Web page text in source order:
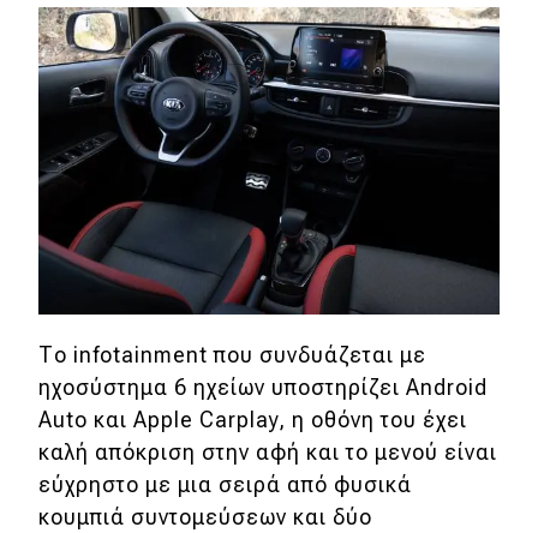
Το infotainment που συνδυάζεται με
ηχοσύστημα 6 ηχείων υποστηρίζει Android
Auto και Apple Carplay, η οθόνη του έχει
καλή απόκριση στην αφή και το μενού είναι
εύχρηστο με μια σειρά από φυσικά
κουμπιά συντομεύσεων και δύο